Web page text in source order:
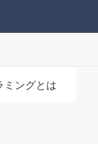
ミングとは